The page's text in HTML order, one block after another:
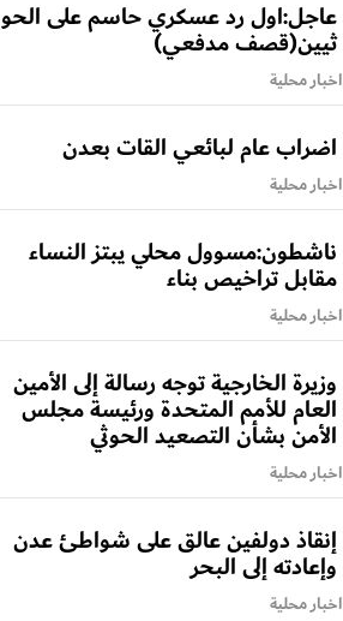
عاجل:اول رد عسكري حاسم على الحو
ثيين(قصف مدفعي)
اخبار محلية
اضراب عام لبائعي القات بعدن
اخبار محلية
ناشطون:مسوول محلي يبتز النساء
مقابل تراخيص بناء
اخبار محلية
وزيرة الخارجية توجه رسالة إلى الأمين
العام للأمم المتحدة ورئيسة مجلس
الأمن بشأن التصعيد الحوثي
اخبار محلية
إنقاذ دولفين عالق على شواطئ عدن
وإعادته إلى البحر
اخبار محلية